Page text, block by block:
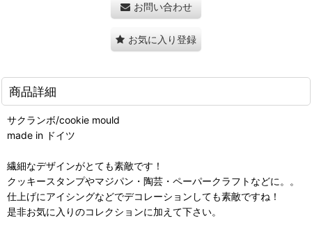
お問い合わせ
お気に入り登録
商品詳細
サクランボ/cookie mould
made in ドイツ
繊細なデザインがとても素敵です！
クッキースタンプやマジパン・陶芸・ペーパークラフトなどに。。
仕上げにアイシングなどでデコレーションしても素敵ですね！
是非お気に入りのコレクションに加えて下さい。